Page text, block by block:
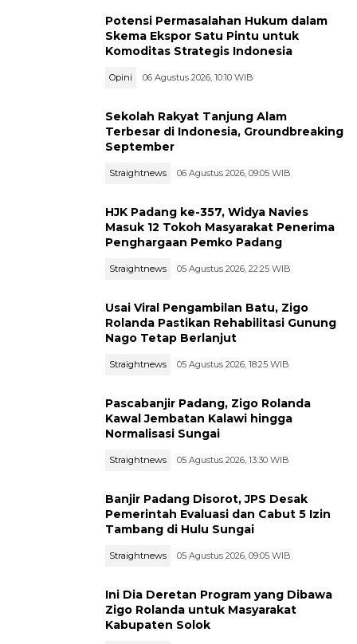
Potensi Permasalahan Hukum dalam
Skema Ekspor Satu Pintu untuk
Komoditas Strategis Indonesia
Opini 06 Agustus 2026, 10:10 WIB
Sekolah Rakyat Tanjung Alam
Terbesar di Indonesia, Groundbreaking
September
Straightnews 06 Agustus 2026, 09:05 WIB
HJK Padang ke-357, Widya Navies
Masuk 12 Tokoh Masyarakat Penerima
Penghargaan Pemko Padang
Straightnews 05 Agustus 2026, 22:25 WIB
Usai Viral Pengambilan Batu, Zigo
Rolanda Pastikan Rehabilitasi Gunung
Nago Tetap Berlanjut
Straightnews 05 Agustus 2026, 18:25 WIB
Pascabanjir Padang, Zigo Rolanda
Kawal Jembatan Kalawi hingga
Normalisasi Sungai
Straightnews 05 Agustus 2026, 13:30 WIB
Banjir Padang Disorot, JPS Desak
Pemerintah Evaluasi dan Cabut 5 Izin
Tambang di Hulu Sungai
Straightnews 05 Agustus 2026, 09:05 WIB
Ini Dia Deretan Program yang Dibawa
Zigo Rolanda untuk Masyarakat
Kabupaten Solok